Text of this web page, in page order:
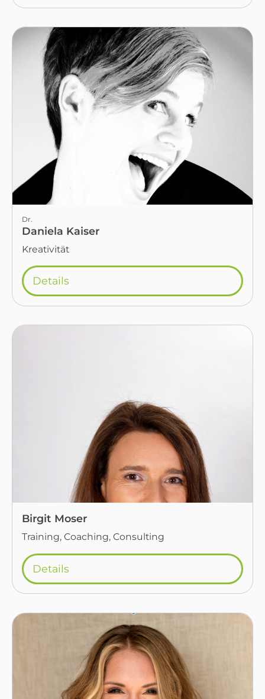
Dr.
Daniela Kaiser
Kreativität
Details
Birgit Moser
Training, Coaching, Consulting
Details